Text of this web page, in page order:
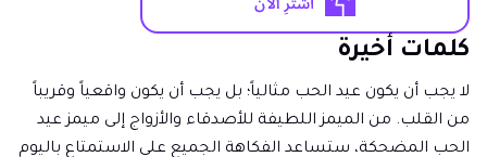
كلمات أخيرة
لا يجب أن يكون عيد الحب مثالياً؛ بل يجب أن يكون واقعياً وقريباً
من القلب. من الميمز اللطيفة للأصدقاء والأزواج إلى ميمز عيد
الحب المضحكة، ستساعد الفكاهة الجميع على الاستمتاع باليوم